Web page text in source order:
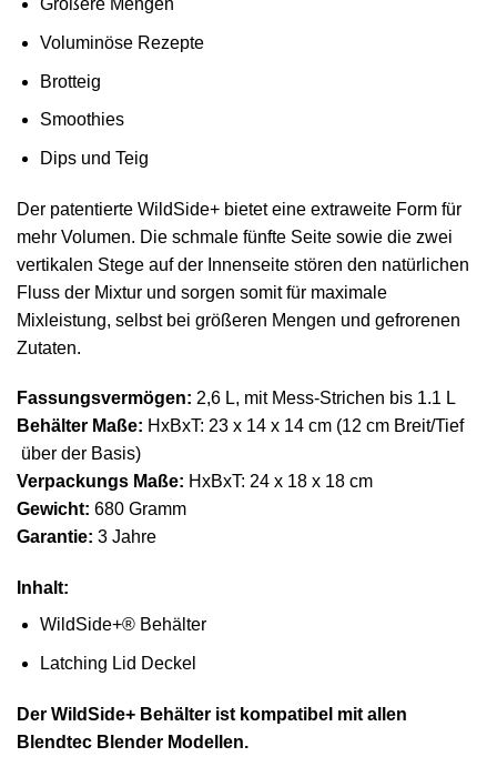
Größere Mengen
Voluminöse Rezepte
Brotteig
Smoothies
Dips und Teig
Der patentierte WildSide+ bietet eine extraweite Form für
mehr Volumen. Die schmale fünfte Seite sowie die zwei
vertikalen Stege auf der Innenseite stören den natürlichen
Fluss der Mixtur und sorgen somit für maximale
Mixleistung, selbst bei größeren Mengen und gefrorenen
Zutaten.
Fassungsvermögen: 2,6 L, mit Mess-Strichen bis 1.1 L
Behälter Maße: HxBxT: 23 x 14 x 14 cm (12 cm Breit/Tief
über der Basis)
Verpackungs Maße: HxBxT: 24 x 18 x 18 cm
Gewicht: 680 Gramm
Garantie: 3 Jahre
Inhalt:
WildSide+® Behälter
Latching Lid Deckel
Der WildSide+ Behälter ist kompatibel mit allen
Blendtec Blender Modellen.